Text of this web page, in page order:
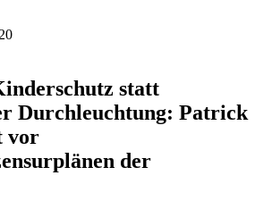
statt
Durchleuchtung: Patrick
vor
der